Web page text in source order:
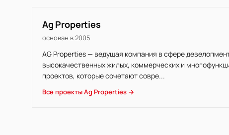
Ag Properties
основан в 2005
AG Properties — ведущая компания в сфере
высокачественных жилых, коммерческих и
проектов, которые сочетают совре...
Все проекты Ag Properties →